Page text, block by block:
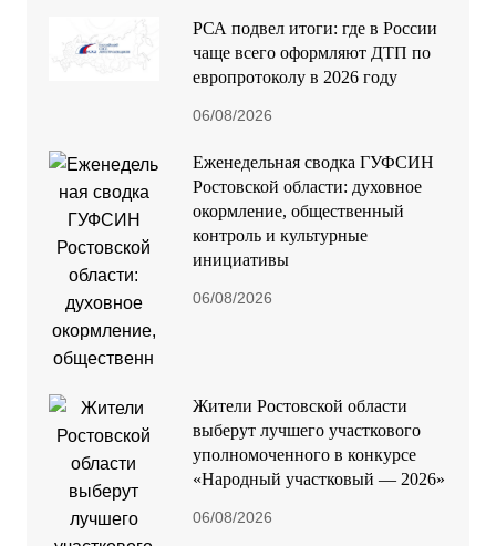
РСА подвел итоги: где в России
чаще всего оформляют ДТП по
европротоколу в 2026 году
06/08/2026
Еженедельная сводка ГУФСИН
Ростовской области: духовное
окормление, общественный
контроль и культурные
инициативы
06/08/2026
Жители Ростовской области
выберут лучшего участкового
уполномоченного в конкурсе
«Народный участковый — 2026»
06/08/2026